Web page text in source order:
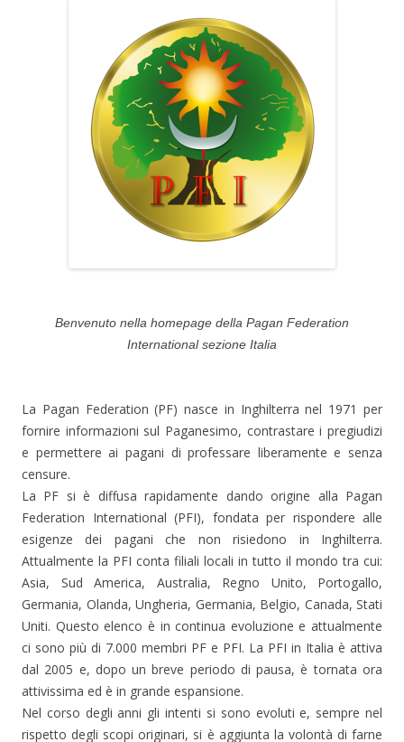
Benvenuto nella homepage della Pagan Federation
International sezione Italia
La Pagan Federation (PF) nasce in Inghilterra nel 1971 per
fornire informazioni sul Paganesimo, contrastare i pregiudizi
e permettere ai pagani di professare liberamente e senza
censure.
La PF si è diffusa rapidamente dando origine alla Pagan
Federation International (PFI), fondata per rispondere alle
esigenze dei pagani che non risiedono in Inghilterra.
Attualmente la PFI conta filiali locali in tutto il mondo tra cui:
Asia, Sud America, Australia, Regno Unito, Portogallo,
Germania, Olanda, Ungheria, Germania, Belgio, Canada, Stati
Uniti. Questo elenco è in continua evoluzione e attualmente
ci sono più di 7.000 membri PF e PFI. La PFI in Italia è attiva
dal 2005 e, dopo un breve periodo di pausa, è tornata ora
attivissima ed è in grande espansione.
Nel corso degli anni gli intenti si sono evoluti e, sempre nel
rispetto degli scopi originari, si è aggiunta la volontà di farne